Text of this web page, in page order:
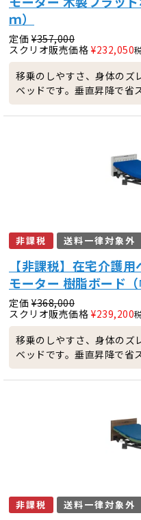
ｍ）
定価 ¥357,000
スクリオ販売価格 ¥232,050
移乗のしやすさ、身体のズ
ベッドです。垂直昇降で省
非課税 送料一律対象外
【非課税】在宅介護
モーター 樹脂ボード
定価 ¥368,000
スクリオ販売価格 ¥239,200
移乗のしやすさ、身体のズ
ベッドです。垂直昇降で省
非課税 送料一律対象外